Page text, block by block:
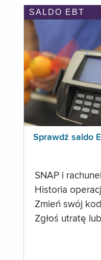
SALDO EBT
Sprawdź saldo
SNAP i
Historia
Zmień swój
Zgłoś utratę